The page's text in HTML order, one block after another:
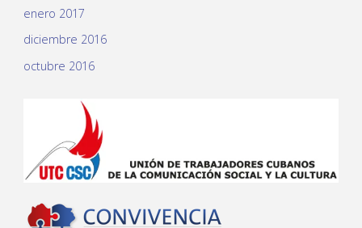
enero 2017
diciembre 2016
octubre 2016